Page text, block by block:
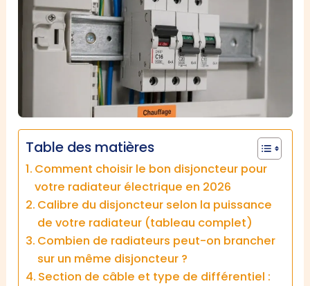
Table des matières
Comment choisir le bon disjoncteur pour
votre radiateur électrique en 2026
Calibre du disjoncteur selon la puissance
de votre radiateur (tableau complet)
Combien de radiateurs peut-on brancher
sur un même disjoncteur ?
Section de câble et type de différentiel :